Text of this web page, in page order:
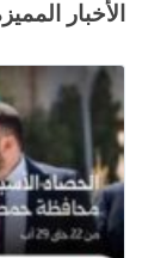
الأخبار